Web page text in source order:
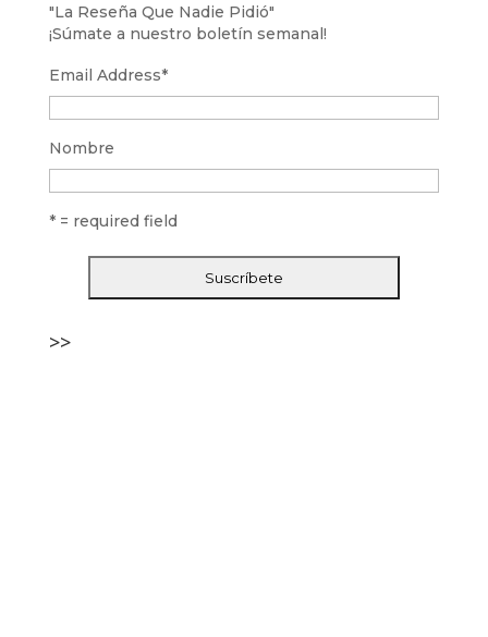
"La Reseña Que Nadie Pidió"
¡Súmate a nuestro boletín semanal!
Email Address*
Nombre
* = required field
>>